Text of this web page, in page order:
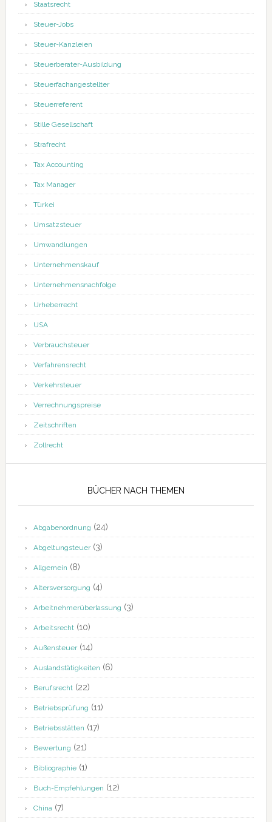
Staatsrecht
Steuer-Jobs
Steuer-Kanzleien
Steuerberater-Ausbildung
Steuerfachangestellter
Steuerreferent
Stille Gesellschaft
Strafrecht
Tax Accounting
Tax Manager
Türkei
Umsatzsteuer
Umwandlungen
Unternehmenskauf
Unternehmensnachfolge
Urheberrecht
USA
Verbrauchsteuer
Verfahrensrecht
Verkehrsteuer
Verrechnungspreise
Zeitschriften
Zollrecht
BÜCHER NACH THEMEN
Abgabenordnung (24)
Abgeltungsteuer(3)
Allgemein (8)
Altersversorgung (4)
Arbeitnehmerüberlassung (3)
Arbeitsrecht(10)
Außensteuer(14)
Auslandstätigkeiten (6)
Berufsrecht(22)
Betriebsprüfung (11)
Betriebsstätten (17)
Bewertung (21)
Bibliographie(1)
Buch-Empfehlungen (12)
China(7)